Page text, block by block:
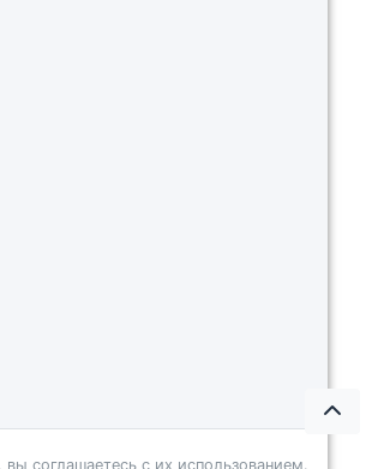
соглашаетесь с их использованием.